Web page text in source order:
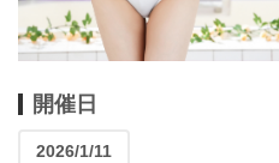
開催日
2026/1/11